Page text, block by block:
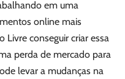
em uma
online mais
Livre conseguir criar essa
perda de mercado para
levar a mudanças na